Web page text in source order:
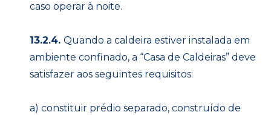
caso operar à noite.
13.2.4. Quando a caldeira estiver instalada em
ambiente confinado, a “Casa de Caldeiras” deve
satisfazer aos seguintes requisitos:
a) constituir prédio separado, construído de